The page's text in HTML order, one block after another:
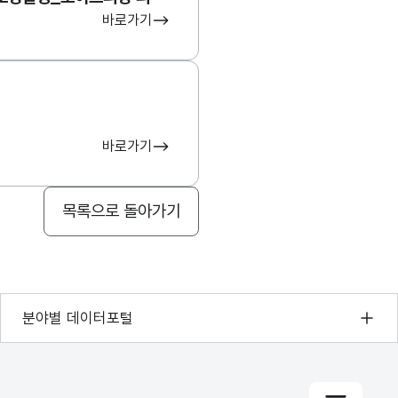
바로가기
바로가기
목록으로 돌아가기
분야별 데이터포털
기상자료개방포털
국토교통부 공간정보오픈플랫폼